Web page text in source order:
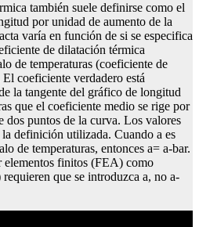
también suele definirse como el
por unidad de aumento de la
varía en función de si se especifica
de dilatación térmica
de temperaturas (coeficiente de
coeficiente verdadero está
la tangente del gráfico de longitud
que el coeficiente medio se rige por
dos puntos de la curva. Los valores
definición utilizada. Cuando a es
de temperaturas, entonces a= a-bar.
elementos finitos (FEA) como
que se introduzca a, no a-